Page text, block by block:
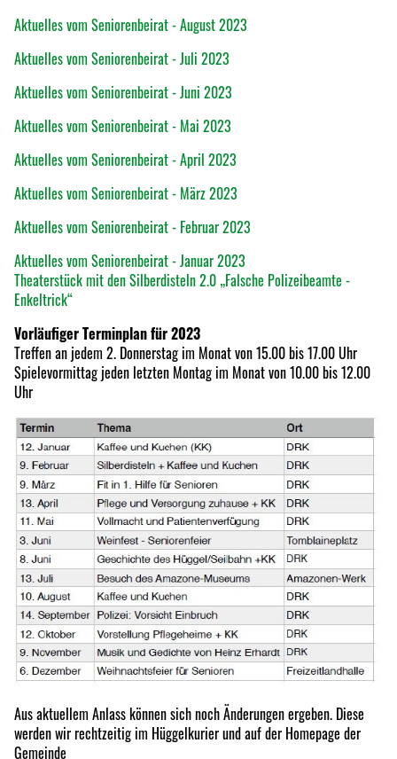
Aktuelles vom Seniorenbeirat - August 2023
Aktuelles vom Seniorenbeirat - Juli 2023
Aktuelles vom Seniorenbeirat - Juni 2023
Aktuelles vom Seniorenbeirat - Mai 2023
Aktuelles vom Seniorenbeirat - April 2023
Aktuelles vom Seniorenbeirat - März 2023
Aktuelles vom Seniorenbeirat - Februar 2023
Aktuelles vom Seniorenbeirat - Januar 2023
Theaterstück mit den Silberdisteln 2.0 „Falsche Polizeibeamte -
Enkeltrick“
Vorläufiger Terminplan für 2023
Treffen an jedem 2. Donnerstag im Monat von 15.00 bis 17.00 Uhr
Spielevormittag jeden letzten Montag im Monat von 10.00 bis 12.00
Uhr
Aus aktuellem Anlass können sich noch Änderungen ergeben. Diese
werden wir rechtzeitig im Hüggelkurier und auf der Homepage der
Gemeinde